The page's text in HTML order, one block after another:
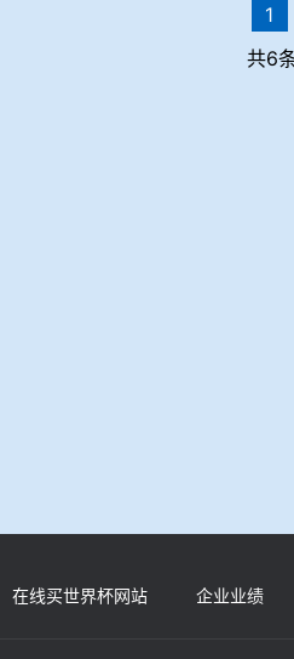
1
共6
在线买世界杯网站 企业业绩